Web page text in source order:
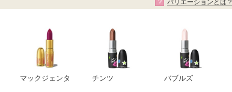
マックジェンタ チンツ バブルズ
バリエーションとは？